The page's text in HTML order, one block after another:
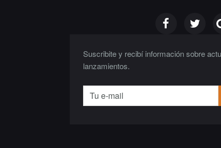
Suscribite y recibí información sobre
lanzamientos.